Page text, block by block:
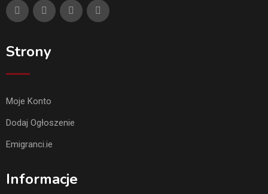
Strony
Moje Konto
Dodaj Ogłoszenie
Emigranci.ie
Informacje